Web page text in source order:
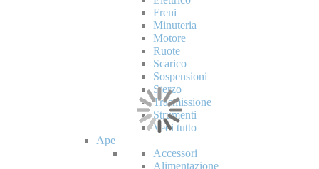
Freni
Minuteria
Motore
Ruote
Scarico
Sospensioni
Sterzo
Trasmissione
Strumenti
Vedi tutto
Ape
Accessori
Alimentazione